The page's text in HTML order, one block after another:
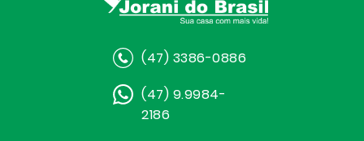
(47) 3386-0886
(47) 9.9984-
2186